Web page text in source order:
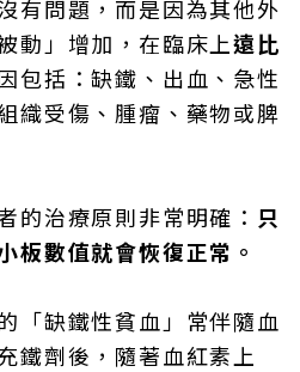
有問題，而是因為其他外
動」增加，在臨床上遠比
包括：缺鐵、出血、急性
織受傷、腫瘤、藥物或脾
的治療原則非常明確： 只
板數值就會恢復正常。
「缺鐵性貧血」常伴隨血
鐵劑後，隨著血紅素上